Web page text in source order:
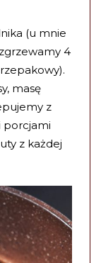
(u mnie
4
masę
z
porcjami
z każdej